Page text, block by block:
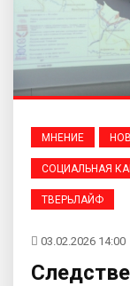
МНЕНИЕ
СОЦИАЛЬНАЯ
ТВЕРЬЛАЙФ
03.02.2026 14:00